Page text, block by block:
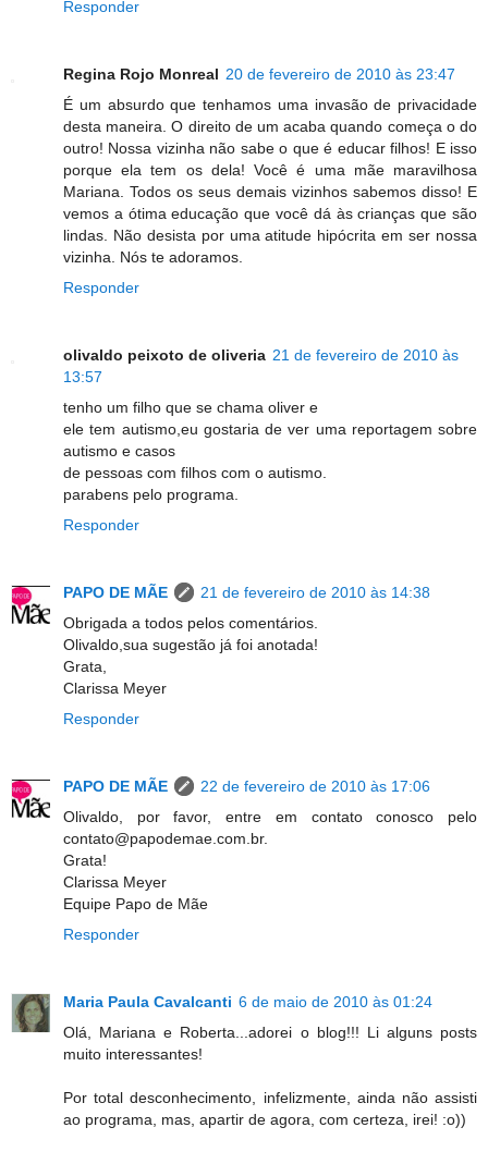
Responder
Regina Rojo Monreal 20 de fevereiro de 2010 às 23:47
É um absurdo que tenhamos uma invasão de privacidade
desta maneira. O direito de um acaba quando começa o do
outro! Nossa vizinha não sabe o que é educar filhos! E isso
porque ela tem os dela! Você é uma mãe maravilhosa
Mariana. Todos os seus demais vizinhos sabemos disso! E
vemos a ótima educação que você dá às crianças que são
lindas. Não desista por uma atitude hipócrita em ser nossa
vizinha. Nós te adoramos.
Responder
olivaldo peixoto de oliveria 21 de fevereiro de 2010 às
13:57
tenho um filho que se chama oliver e
ele tem autismo,eu gostaria de ver uma reportagem sobre
autismo e casos
de pessoas com filhos com o autismo.
parabens pelo programa.
Responder
PAPO DE MÃE
21 de fevereiro de 2010 às 14:38
Obrigada a todos pelos comentários.
Olivaldo,sua sugestão já foi anotada!
Grata,
Clarissa Meyer
Responder
PAPO DE MÃE
22 de fevereiro de 2010 às 17:06
Olivaldo, por favor, entre em contato conosco pelo
contato@papodemae.com.br.
Grata!
Clarissa Meyer
Equipe Papo de Mãe
Responder
Maria Paula Cavalcanti 6 de maio de 2010 às 01:24
Olá, Mariana e Roberta...adorei o blog!!! Li alguns posts
muito interessantes!
Por total desconhecimento, infelizmente, ainda não assisti
ao programa, mas, apartir de agora, com certeza, irei! :o))